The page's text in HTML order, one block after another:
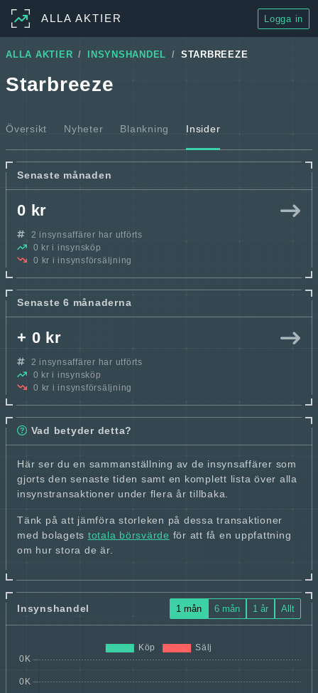
ALLA AKTIER Logga in
ALLA AKTIER INSYNSHANDEL STARBREEZE
Starbreeze
Översikt Nyheter Blankning Insider
Senaste månaden
0 kr
2 insynsaffärer har utförts
0 kr i insynsköp
0 kr i insynsförsäljning
Senaste 6 månaderna
+ 0 kr
2 insynsaffärer har utförts
0 kr i insynsköp
0 kr i insynsförsäljning
Vad betyder detta?
Här ser du en sammanställning av de insynsaffärer som
gjorts den senaste tiden samt en komplett lista över alla
insynstransaktioner under flera år tillbaka.
Tänk på att jämföra storleken på dessa transaktioner
med bolagets totala börsvärde för att få en uppfattning
om hur stora de är.
Insynshandel 1 mån 6 mån 1 år Allt